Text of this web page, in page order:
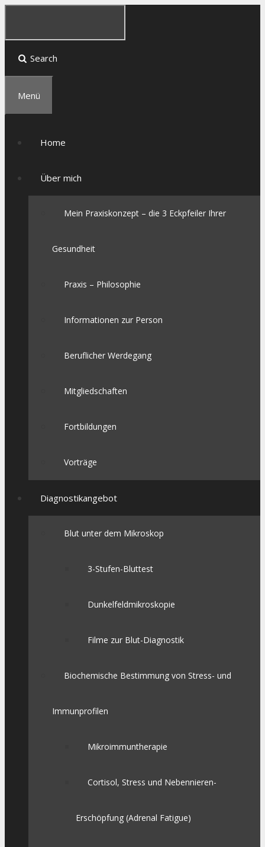
Search
Menü
Home
Über mich
Mein Praxiskonzept – die 3 Eckpfeiler Ihrer
Gesundheit
Praxis – Philosophie
Informationen zur Person
Beruflicher Werdegang
Mitgliedschaften
Fortbildungen
Vorträge
Diagnostikangebot
Blut unter dem Mikroskop
3-Stufen-Bluttest
Dunkelfeldmikroskopie
Filme zur Blut-Diagnostik
Biochemische Bestimmung von Stress- und
Immunprofilen
Mikroimmuntherapie
Cortisol, Stress und Nebennieren-
Erschöpfung (Adrenal Fatigue)